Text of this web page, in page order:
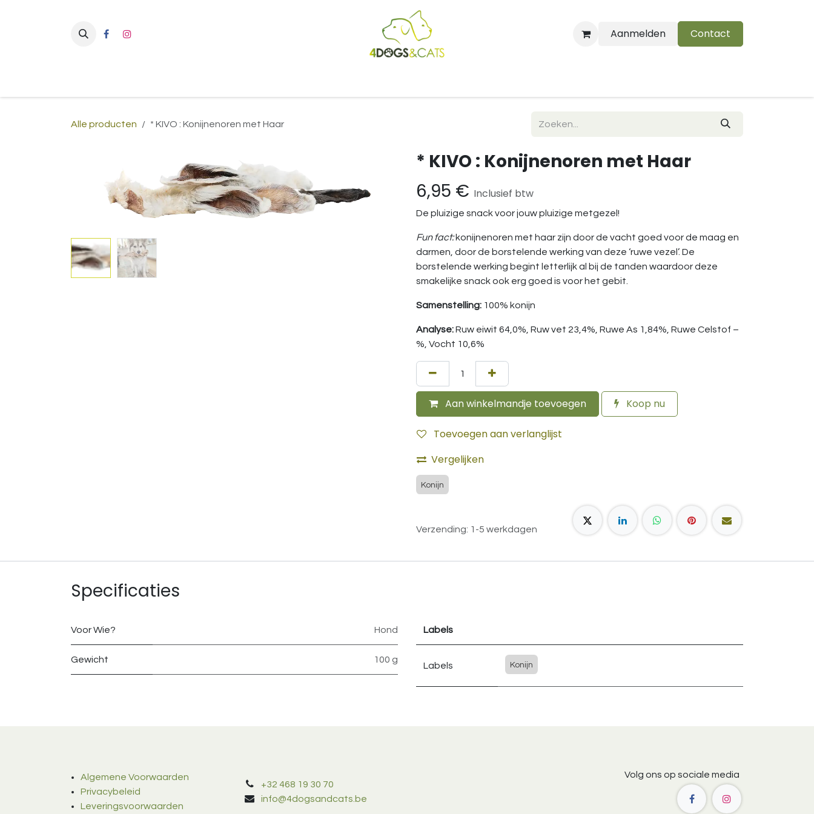
Aanmelden
Contact
Alle producten * KIVO : Konijnenoren met Haar
* KIVO : Konijnenoren met Haar
6,95 € Inclusief btw
De pluizige snack voor jouw pluizige metgezel!
Fun fact:konijnenoren met haar zijn door de vacht goed voor de maag en
darmen, door de borstelende werking van deze ‘ruwe vezel’. De
borstelende werking begint letterlijk al bij de tanden waardoor deze
smakelijke snack ook erg goed is voor het gebit.
Samenstelling: 100% konijn
Analyse:Ruw eiwit 64,0%, Ruw vet 23,4%, Ruwe As 1,84%, Ruwe Celstof –
%, Vocht 10,6%
Aan winkelmandje toevoegen Koop nu
Toevoegen aan verlanglijst
Vergelijken
Konijn
Verzending: 1-5 werkdagen
Specificaties
Voor Wie? Hond
Gewicht 100 g
Labels
Labels Konijn
Algemene Voorwaarden
Privacybeleid
Leveringsvoorwaarden
+32 468 19 30 70
info@4dogsandcats.be
Volg ons op sociale media